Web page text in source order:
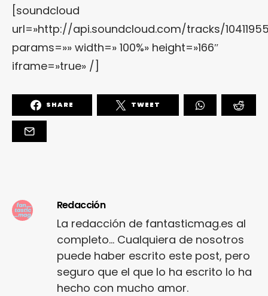
[soundcloud
url=»http://api.soundcloud.com/tracks/
params=»» width=» 100%» height=»166″
iframe=»true» /]
SHARE TWEET
Redacción
La redacción de fantasticmag.es al
completo... Cualquiera de nosotros
puede haber escrito este post, pero
seguro que el que lo ha escrito lo ha
hecho con mucho amor.